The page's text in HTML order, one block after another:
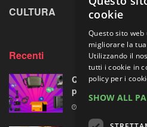
CULTURA
Recenti
Quattro
prodotti opposti,
cookie
Questo sito
migliorare la
Utilizzando il
tutti i cookie in
policy per i
SHOW ALL